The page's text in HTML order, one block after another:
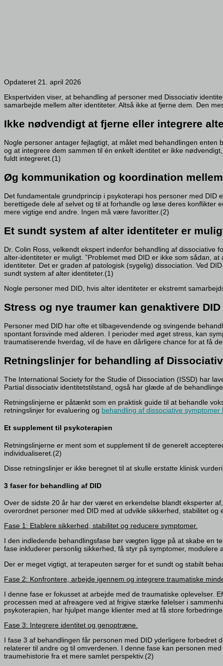
Opdateret 21. april 2026
Ekspertviden viser, at behandling af personer med Dissociativ
samarbejde mellem alter identiteter. Altså ikke at fjerne dem. Den
Ikke nødvendigt at fjerne eller integrere
Nogle personer antager fejlagtigt, at målet med behandlingen
og at integrere dem sammen til én enkelt identitet er ikke
fuldt integreret.(1)
Øg kommunikation og koordination
Det fundamentale grundprincip i psykoterapi hos personer med
berettigede dele af selvet og til at forhandle og løse deres konflikter
mere vigtige end andre. Ingen må være favoritter.(2)
Et sundt system af alter identiteter er
Dr. Colin Ross, velkendt ekspert indenfor behandling af
alter-identiteter er muligt. ”Problemet med DID er ikke som sådan,
identiteter. Det er graden af patologisk (sygelig) dissociation. Ved
sundt system af alter identiteter.(1)
Nogle personer med DID, hvis alter identiteter er ekstremt
Stress og nye traumer kan genaktivere DID
Personer med DID har ofte et tilbagevendende og svingende
spontant forsvinde med alderen. I perioder med øget stress, kan
traumatiserende hverdag, vil de have en dårligere chance for at få
Retningslinjer for behandling af
The International Society for the Studie of Dissociation (ISSD) har
Partial dissociativ identitetstilstand, også har glæde af de
Retningslinjerne er påtænkt som en praktisk guide til at behandle
retningslinjer for evaluering og behandling af dissociative
Et supplement til psykoterapien
Retningslinjerne er ment som et supplement til de generelt
individualiseret.(2)
Disse retningslinjer er ikke beregnet til at skulle erstatte klinisk
3 faser for behandling af DID
Over de sidste 20 år har der været en erkendelse blandt eksperter
overordnet personer med DID med at udvikle sikkerhed, stabilitet og
Fase 1: Etablere sikkerhed, stabilitet og reducere symptomer.
I den indledende behandlingsfase bør vægten ligge på at skabe en
fase inkluderer personlig sikkerhed, få styr på symptomer,
Der er meget vigtigt, at terapeuten sørger for et sundt og stabilt
Fase 2: Konfrontere, arbejde igennem og integrere traumatiske
I denne fase er fokusset at arbejde med de traumatiske oplevelser.
processen med at afreagere ved at frigive stærke følelser i
psykoterapien, har hjulpet mange klienter med at få store
Fase 3: Integrere identitet og genoptræne.
I fase 3 af behandlingen får personen med DID yderligere
relaterer til andre og til omverdenen. I denne fase kan personen
traumehistorie fra et mere samlet perspektiv.(2)